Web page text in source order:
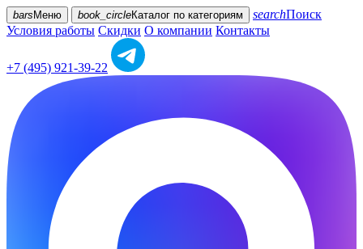
bars Меню book_circleКаталог по категориям searchПоиск
Условия работы Скидки О компании Контакты
+7 (495) 921-39-22